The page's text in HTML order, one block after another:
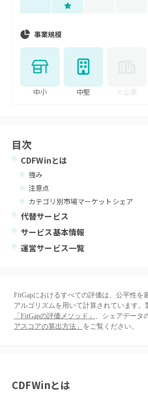
事業規模
中小 中堅 大企業
目次
CDFWinとは
強み
注意点
カテゴリ別市場マーケットシェア
代替サービス
サービス基本情報
運営サービス一覧
FitGapにおけるすべての評価は、公平性を
アルゴリズムを用いて計算されています。
「FitGapの評価メソッド」 、シェアデータ
アスコアの算出方法」 をご覧ください。
CDFWinとは